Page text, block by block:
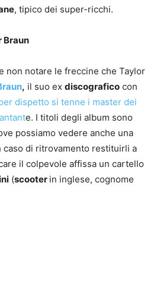
, tipico dei super-ricchi.
Braun
non notare le freccine che Taylor
, il suo ex discografico con
dispetto si tenne i master dei
e. I titoli degli album sono
possiamo vedere anche una
caso di ritrovamento restituirli a
il colpevole affissa un cartello
(scooter in inglese, cognome